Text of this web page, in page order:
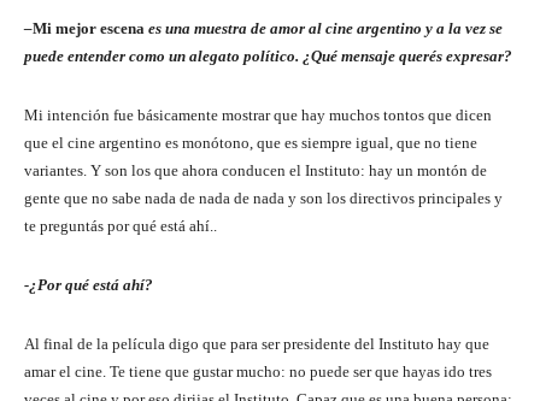
–Mi mejor escena es una muestra de amor al cine argentino y a la vez se
puede entender como un alegato político. ¿Qué mensaje querés expresar?
Mi intención fue básicamente mostrar que hay muchos tontos que dicen
que el cine argentino es monótono, que es siempre igual, que no tiene
variantes. Y son los que ahora conducen el Instituto: hay un montón de
gente que no sabe nada de nada de nada y son los directivos principales y
te preguntás por qué está ahí..
-¿Por qué está ahí?
Al final de la película digo que para ser presidente del Instituto hay que
amar el cine. Te tiene que gustar mucho: no puede ser que hayas ido tres